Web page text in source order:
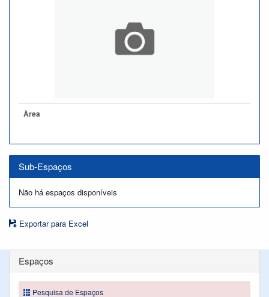
Àrea
Sub-Espaços
Não há espaços disponíveis
Exportar para Excel
Espaços
Pesquisa de Espaços